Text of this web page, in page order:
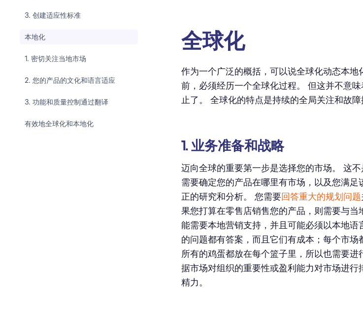
3. 创建适应性标准
本地化
1. 密切关注当地市场
2. 您的产品的文化和语言适应
3. 功能和质量控制通过翻译
有效地全球化和本地化
全球化
作为一个广泛的概括，可以说全球化动态本地
前，必须经历一个全球化过程。 但这并不意
止了。 全球化的特点是持续的全局关注和故障
1. 业务准备和战略
迈向全球的重要第一步是选择您的市场。 这
需要确定您的产品在哪里有市场，以及您满
正的研究和分析。 您需要回答重大的规划问题
果您打算在零售店销售您的产品，则需要与
能需要本地营销支持，并且可能必须以本地语
的问题都有答案，而且它们有成本；每个市
所有的鸡蛋都放在每个篮子里，所以也需要
据市场对组织的重要性或盈利能力对市场进行
精力。